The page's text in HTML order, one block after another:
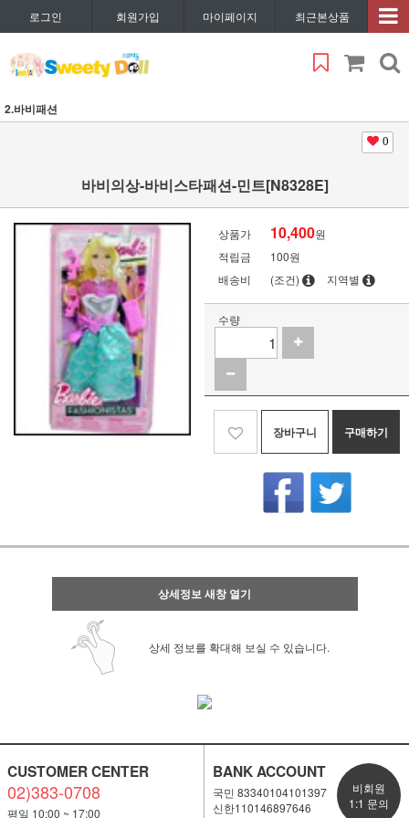
로그인 회원가입 마이페이지 최근본상품
2.바비패션
0
바비의상-바비스타패션-민트[N8328E]
상품가 10,400원
적립금
100원
배송비
(조건) 지역별
수량
장바구니 구매하기
상세정보 새창 열기
상세 정보를 확대해 보실 수 있습니다.
CUSTOMER CENTER
02)383-0708
평일 10;00 ~ 17:00
BANK ACCOUNT
국민 83340104101397
신한110146897646
비회원
1:1 문의